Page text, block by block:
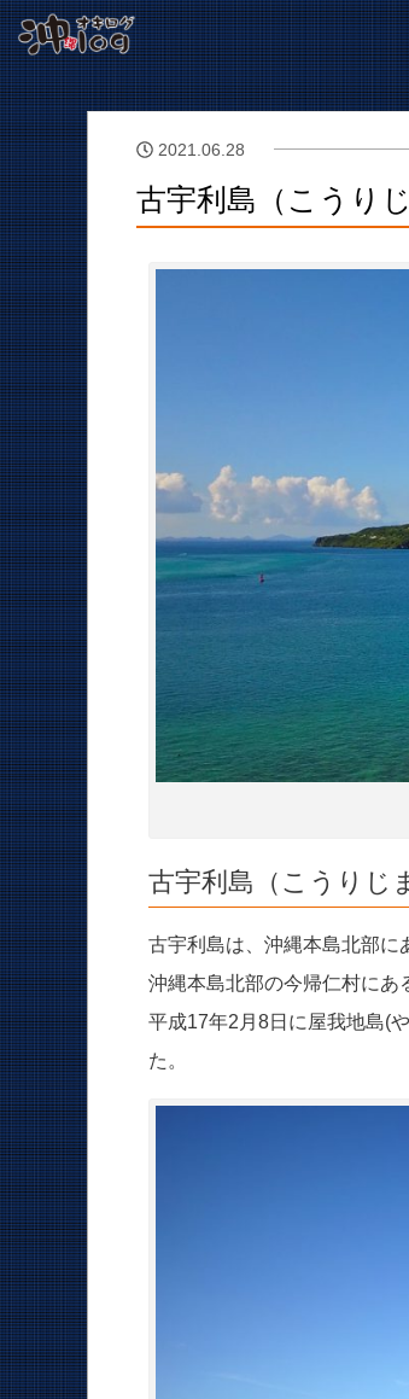
2021.06.28
古宇利島（こうりじ
古宇利島（こうりじ
古宇利島は、沖縄本島北部に
沖縄本島北部の今帰仁村にあ
平成17年2月8日に屋我地島(
た。